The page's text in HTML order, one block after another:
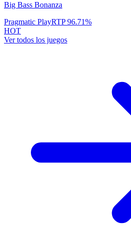
Big Bass Bonanza
Pragmatic PlayRTP96.71%
HOT
Ver todos los juegos